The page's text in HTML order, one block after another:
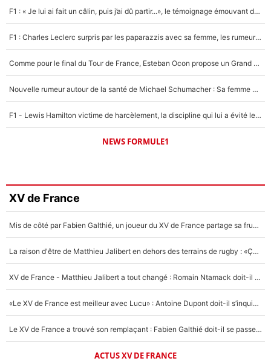
F1 : « Je lui ai fait un câlin, puis j’ai dû partir...», le témoignage émouvant de Max Verstappen sur sa fille
F1 : Charles Leclerc surpris par les paparazzis avec sa femme, les rumeurs étaient vraies !
Comme pour le final du Tour de France, Esteban Ocon propose un Grand Prix de Formule 1 à Paris : «Autour de l’Arc de Triomphe, ce serait génial» !
Nouvelle rumeur autour de la santé de Michael Schumacher : Sa femme Corinna sort du silence
F1 - Lewis Hamilton victime de harcèlement, la discipline qui lui a évité le pire : «J'aurais probablement mal tourné»
NEWS FORMULE1
XV de France
Mis de côté par Fabien Galthié, un joueur du XV de France partage sa frustration : «ils ne me l’ont pas dit tout de suite»
La raison d'être de Matthieu Jalibert en dehors des terrains de rugby : «Ça m'atteint autant que si tu touches à un membre de ma famille»
XV de France - Matthieu Jalibert a tout changé : Romain Ntamack doit-il s’inquiéter pour sa place à un an de la Coupe du monde ?
«Le XV de France est meilleur avec Lucu» : Antoine Dupont doit-il s’inquiéter pour sa place ?
Le XV de France a trouvé son remplaçant : Fabien Galthié doit-il se passer d'Antoine Dupont ?
ACTUS XV DE FRANCE